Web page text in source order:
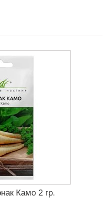
Камо 2 гр.